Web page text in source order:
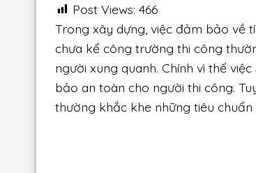
Post Views: 466
Trong xây dựng, việc đảm bảo về
chưa kể công trường thi công
người xung quanh. Chính vì thế
bảo an toàn cho người thi công.
thường khắc khe những tiêu chuẩn